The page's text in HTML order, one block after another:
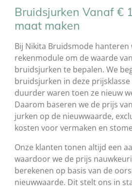
Bruidsjurken Vanaf €
maat maken
Bij Nikita Bruidsmode hanteren
rekenmodule om de waarde
bruidsjurken te bepalen. We
bruidsjurken in deze
duurder waren toen ze nieuw
Daarom baseren we de prijs
jurken op de nieuwwaarde,
kosten voor vermaken en
Onze klanten tonen altijd een
waardoor we de prijs
berekenen op basis van de
nieuwwaarde. Dit stelt ons in